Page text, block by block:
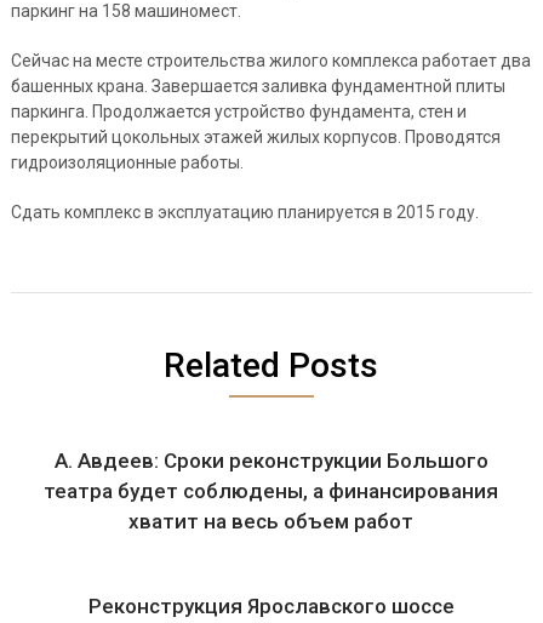
паркинг на 158 машиномест.
Сейчас на месте строительства жилого комплекса работает два
башенных крана. Завершается заливка фундаментной плиты
паркинга. Продолжается устройство фундамента, стен и
перекрытий цокольных этажей жилых корпусов. Проводятся
гидроизоляционные работы.
Cдать комплекс в эксплуатацию планируется в 2015 году.
Related Posts
А. Авдеев: Сроки реконструкции Большого
театра будет соблюдены, а финансирования
хватит на весь объем работ
Реконструкция Ярославского шоссе